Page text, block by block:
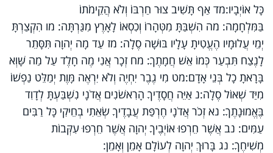
כָּל אוֹיְבָיו:מד אַף תָּשִׁיב צוּר חַרְבּוֹ וְלֹא הֲקֵימֹתוֹ
בַּמִּלְחָמָה: מה הִשְׁבַּתָּ מִטְּהָרוֹ וְכִסְאוֹ לָאָרֶץ מִגַּרְתָּה: מו הִקְצַרְתָּ
יְמֵי עֲלוּמָיו הֶעֱטִיתָ עָלָיו בּוּשָׁה סֶלָה: מז עַד מָה יְהוָה תִּסָּתֵר
לָנֶצַח תִּבְעַר כְּמוֹ אֵשׁ חֲמָתֶךָ: מח זְכָר אֲנִי מֶה חָלֶד עַל מַה שָּׁוְא
בָּרָאתָ כָל בְּנֵי אָדָם:מט מִי גֶבֶר יִחְיֶה וְלֹא יִרְאֶה מָּוֶת יְמַלֵּט נַפְשׁוֹ
מִיַּד שְׁאוֹל סֶלָה:נ אַיֵּה חֲסָדֶיךָ הָרִאשֹׁנִים אֲדֹנָי נִשְׁבַּעְתָּ לְדָוִד
בֶּאֱמוּנָתֶךָ: נא זְכֹר אֲדֹנָי חֶרְפַּת עֲבָדֶיךָ שְׂאֵתִי בְחֵיקִי כָּל רַבִּים
עַמִּים: נב אֲשֶׁר חֵרְפוּ אוֹיְבֶיךָ יְהוָה אֲשֶׁר חֵרְפוּ עִקְּבוֹת
מְשִׁיחֶךָ: נג בָּרוּךְ יְהוָה לְעוֹלָם אָמֵן וְאָמֵן: